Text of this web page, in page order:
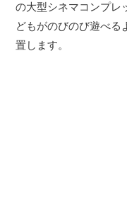
の大型シネマコンプレ
どもがのびのび遊べる
置します。